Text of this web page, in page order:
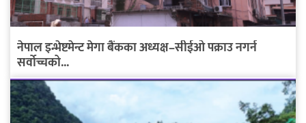
नेपाल इन्भेष्टमेन्ट मेगा बैंकका अध्यक्ष–सीईओ पक्राउ नगर्न
सर्वोच्चको...